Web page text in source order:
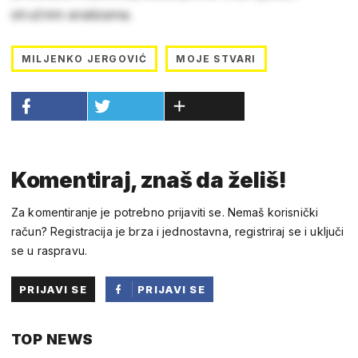
stručnim analizama.
MILJENKO JERGOVIĆ MOJE STVARI
Komentiraj, znaš da želiš!
Za komentiranje je potrebno prijaviti se. Nemaš korisnički
račun? Registracija je brza i jednostavna, registriraj se i uključi
se u raspravu.
PRIJAVI SE
PRIJAVI SE
TOP NEWS